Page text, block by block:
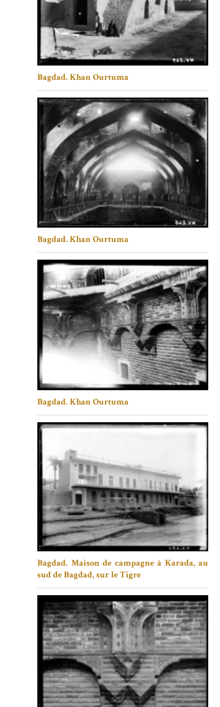
Bagdad. Khan Ourtuma
Bagdad. Khan Ourtuma
Bagdad. Khan Ourtuma
Bagdad. Maison de campagne à Karada, au
sud de Bagdad, sur le Tigre